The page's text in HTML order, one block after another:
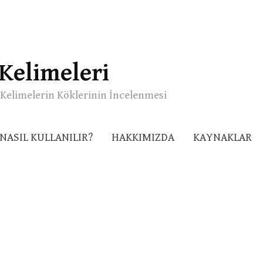
Kelimelerin Köklerinin İncelenmesi
NASIL KULLANILIR? HAKKIMIZDA KAYNAKLAR